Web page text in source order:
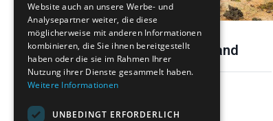
Pachia Ammos Strand
ROMANIAN
TURKISH
Website auch an unsere Werbe- und
Analysepartner weiter, die diese
möglicherweise mit anderen Informationen
kombinieren, die Sie ihnen bereitgestellt
haben oder die sie im Rahmen Ihrer
Nutzung ihrer Dienste gesammelt haben.
Weitere Informationen
UNBEDINGT ERFORDERLICH